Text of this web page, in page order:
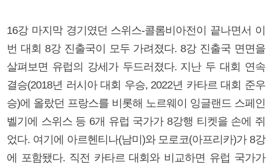
16강 마지막 경기였던 스위스-콜롬비아전이 끝나면서 이
번 대회 8강 진출국이 모두 가려졌다. 8강 진출국 면면을
살펴보면 유럽의 강세가 두드러졌다. 지난 두 대회 연속
결승(2018년 러시아 대회 우승, 2022년 카타르 대회 준우
승)에 올랐던 프랑스를 비롯해 노르웨이 잉글랜드 스페인
벨기에 스위스 등 6개 유럽 국가가 8강행 티켓을 손에 쥐
었다. 여기에 아르헨티나(남미)와 모로코(아프리카)가 8강
에 포함됐다. 직전 카타르 대회와 비교하면 유럽 국가가